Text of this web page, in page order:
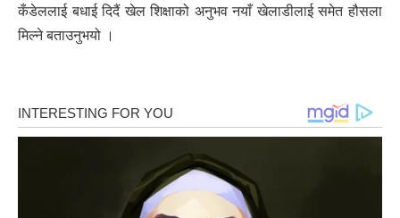
कँडेललाई बधाई दिदैं खेल शिक्षाको अनुभव नयाँ खेलाडीलाई समेत हौसला
मिल्ने बताउनुभयो ।